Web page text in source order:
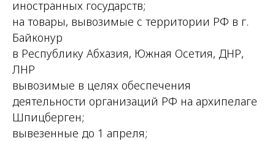
иностранных государств;
на товары, вывозимые с территории РФ в г.
Байконур
в Республику Абхазия, Южная Осетия, ДНР,
ЛНР
вывозимые в целях обеспечения
деятельности организаций РФ на архипелаге
Шпицберген;
вывезенные до 1 апреля;